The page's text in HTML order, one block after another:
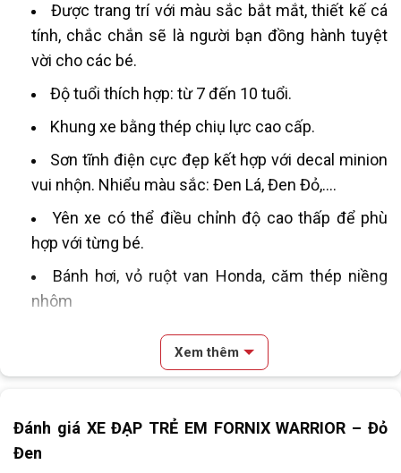
Được trang trí với màu sắc bắt mắt, thiết kế cá
tính, chắc chắn sẽ là người bạn đồng hành tuyệt
vời cho các bé.
Độ tuổi thích hợp: từ 7 đến 10 tuổi.
Khung xe bằng thép chiụ lực cao cấp.
Sơn tĩnh điện cực đẹp kết hợp với decal minion
vui nhộn. Nhiểu màu sắc: Đen Lá, Đen Đỏ,….
Yên xe có thể điều chỉnh độ cao thấp để phù
hợp với từng bé.
Bánh hơi, vỏ ruột van Honda, căm thép niềng
nhôm
Xe được trang bị thắng dĩa an toàn cho bé.
Phuộc nhúng giảm sóc giúp em êm ái khi vận
Sản phẩm mới thiết kế theo tiêu chuẩn an toàn
tuyệt đối cho bé.
Xem thêm
Đánh giá XE ĐẠP TRẺ EM FORNIX WARRIOR – Đỏ
Đen